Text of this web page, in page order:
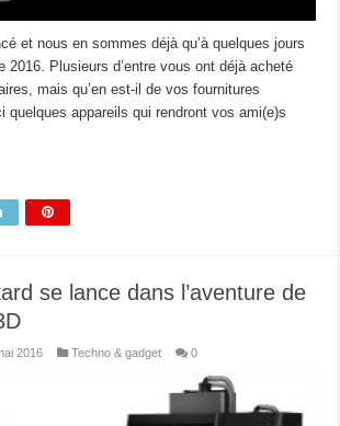
et nous en sommes déjà qu’à quelques jours
2016. Plusieurs d’entre vous ont déjà acheté
mais qu’en est-il de vos fournitures
quelques appareils qui rendront vos ami(e)s
se lance dans l’aventure de
2016 Techno & gadget 0